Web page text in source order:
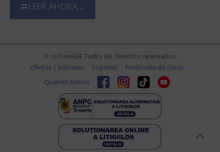
LEER AHORA ...
© roTravel24. Todos los derechos reservados.
Ofertas | Entradas
Imprimir
Protección de datos
Quiénes somos